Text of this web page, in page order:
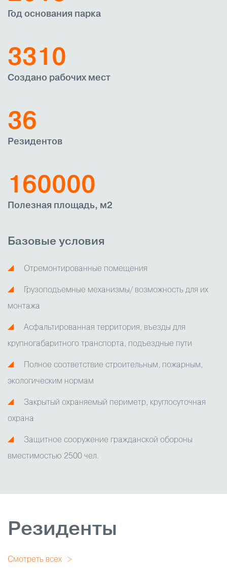
Год основания парка
3310
Создано рабочих мест
36
Резидентов
160000
Полезная площадь, м2
Базовые условия
Отремонтированные помещения
Грузоподъемные механизмы/ возможность для их
монтажа
Асфальтированная территория, въезды для
крупногабаритного транспорта, подъездные пути
Полное соответствие строительным, пожарным,
экологическим нормам
Закрытый охраняемый периметр, круглосуточная
охрана
Защитное сооружение гражданской обороны
вместимостью 2500 чел.
Резиденты
Смотреть всех